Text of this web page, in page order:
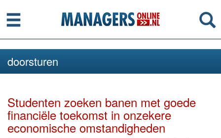
Menu
doorsturen
Studenten zoeken banen met goede
financiële toekomst in onzekere
economische omstandigheden